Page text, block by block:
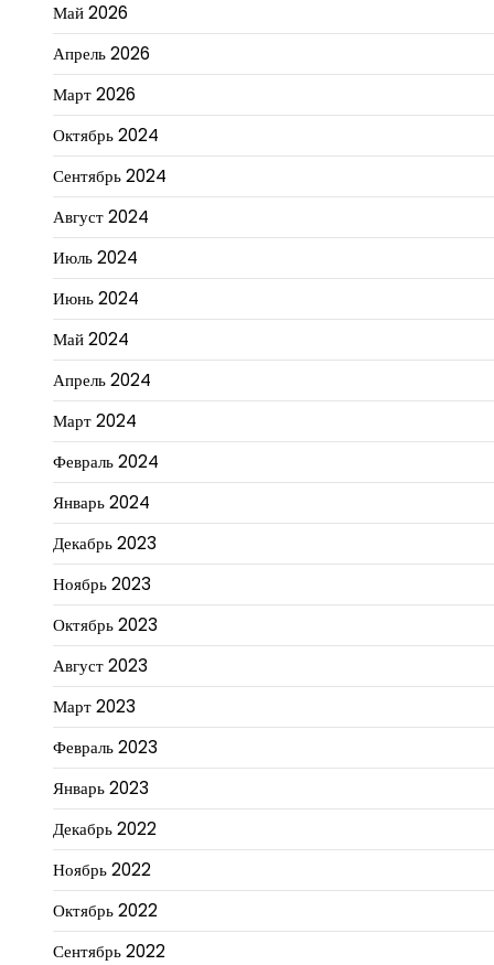
Май 2026
Апрель 2026
Март 2026
Октябрь 2024
Сентябрь 2024
Август 2024
Июль 2024
Июнь 2024
Май 2024
Апрель 2024
Март 2024
Февраль 2024
Январь 2024
Декабрь 2023
Ноябрь 2023
Октябрь 2023
Август 2023
Март 2023
Февраль 2023
Январь 2023
Декабрь 2022
Ноябрь 2022
Октябрь 2022
Сентябрь 2022